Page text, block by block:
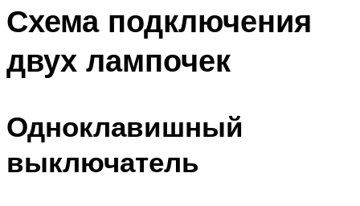
Схема подключения
двух лампочек
Одноклавишный
выключатель